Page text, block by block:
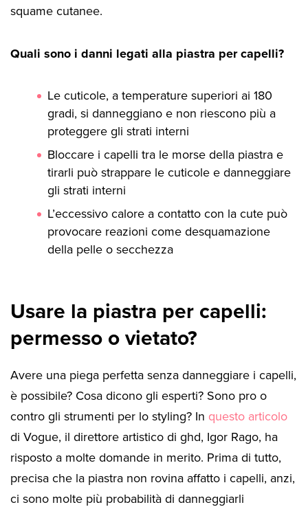
squame cutanee.
Quali sono i danni legati alla piastra per capelli?
Le cuticole, a temperature superiori ai 180
gradi, si danneggiano e non riescono più a
proteggere gli strati interni
Bloccare i capelli tra le morse della piastra e
tirarli può strappare le cuticole e danneggiare
gli strati interni
L’eccessivo calore a contatto con la cute può
provocare reazioni come desquamazione
della pelle o secchezza
Usare la piastra per capelli:
permesso o vietato?
Avere una piega perfetta senza danneggiare i capelli,
è possibile? Cosa dicono gli esperti? Sono pro o
contro gli strumenti per lo styling? In questo articolo
di Vogue, il direttore artistico di ghd, Igor Rago, ha
risposto a molte domande in merito. Prima di tutto,
precisa che la piastra non rovina affatto i capelli, anzi,
ci sono molte più probabilità di danneggiarli